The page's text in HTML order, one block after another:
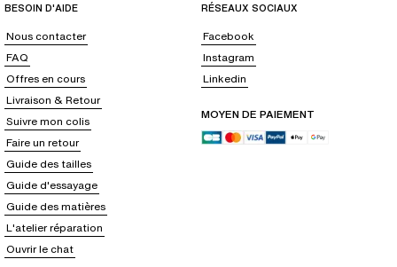
BESOIN D'AIDE
Nous contacter
FAQ
Offres en cours
Livraison & Retour
Suivre mon colis
Faire un retour
Guide des tailles
Guide d'essayage
Guide des matières
L'atelier réparation
Ouvrir le chat
RÉSEAUX SOCIAUX
Facebook
Instagram
Linkedin
MOYEN DE PAIEMENT